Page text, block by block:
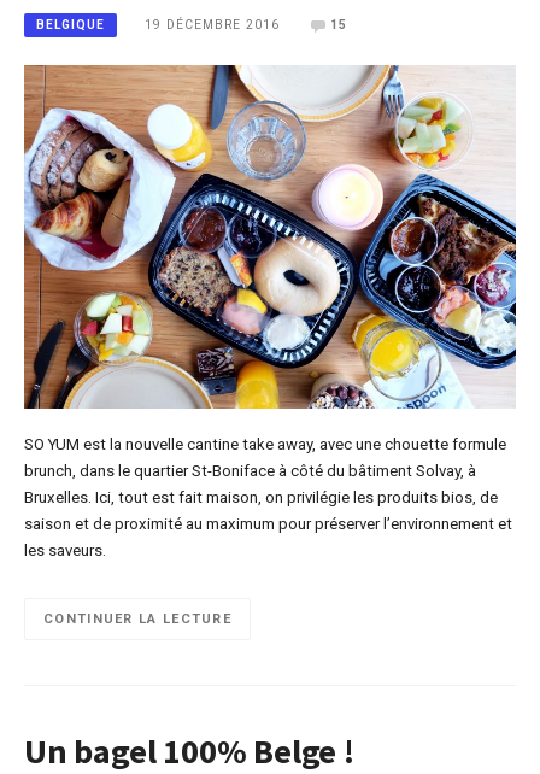
BELGIQUE 19 DÉCEMBRE 2016 15
SO YUM est la nouvelle cantine take away, avec une chouette formule
brunch, dans le quartier St-Boniface à côté du bâtiment Solvay, à
Bruxelles. Ici, tout est fait maison, on privilégie les produits bios, de
saison et de proximité au maximum pour préserver l’environnement et
les saveurs.
CONTINUER LA LECTURE
Un bagel 100% Belge !